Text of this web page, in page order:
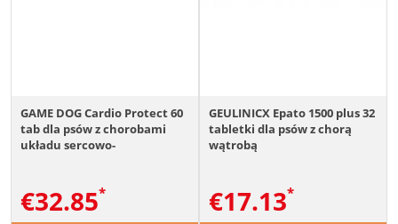
GAME DOG Cardio Protect 60
tab dla psów z chorobami
układu sercowo-
€32.85
GEULINICX Epato 1500 plus 32
tabletki dla psów z chorą
wątrobą
€17.13